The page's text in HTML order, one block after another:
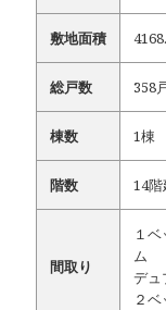
敷地面積
総戸数 358
棟数 1棟
階数 14階
間取り
１
ム
デュ
２